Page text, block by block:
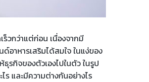
ร็วกว่าแต่ก่อน เนื่องจากมี
อาหารเสริมได้สมใจ ในแง่ของ
รกิจของตัวเองไปในตัว ในรูป
ร และมีความต่างกันอย่างไร